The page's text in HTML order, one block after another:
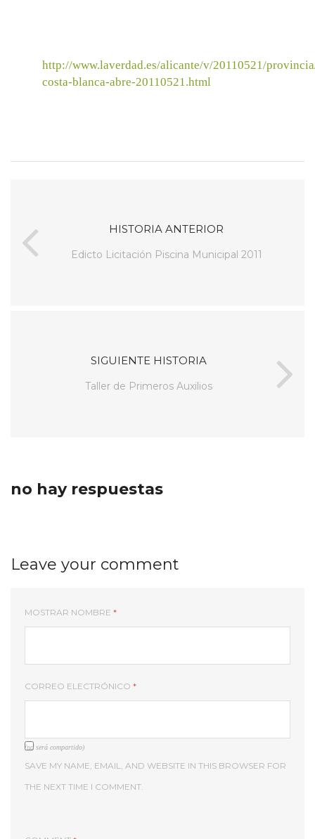
http://www.laverdad.es/alicante/v/20110521/
costa-blanca-abre-20110521.html
HISTORIA ANTERIOR
Edicto Licitación Piscina Municipal 2011
SIGUIENTE HISTORIA
Taller de Primeros Auxilios
no hay respuestas
Leave your comment
MOSTRAR NOMBRE *
CORREO ELECTRÓNICO *
(no será compartido)
SAVE MY NAME, EMAIL, AND WEBSITE IN THIS BROWSER FOR
THE NEXT TIME I COMMENT.